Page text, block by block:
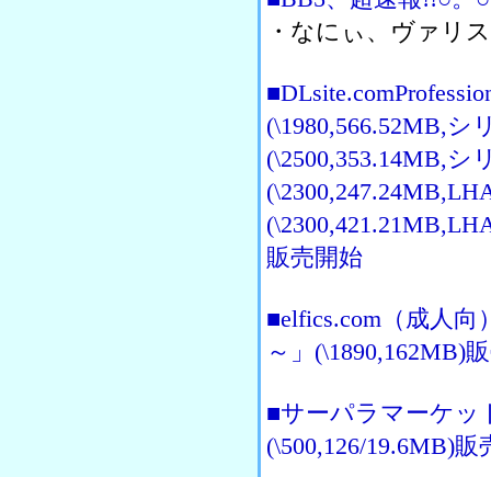
・なにぃ、ヴァリ
(\1980,566.52MB,シ
(\2500,353.14MB,
販売開始
■elfics.com（成人
～」(\1890,162MB)
■サーパラマーケッ
(\500,126/19.6MB)販